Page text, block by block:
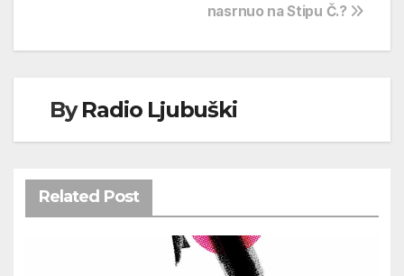
nasrnuo na Stipu Č.?
ByRadio Ljubuški
Related Post